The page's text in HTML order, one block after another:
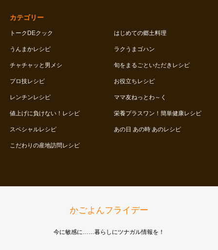
カテゴリー
トークDEクック はじめての郷土料理
うんまかレシピ ラクうまゴハン
チャチャッと男メシ 旬をまるごといただきレシピ
プロ技レシピ お役立ちレシピ
レンチンレシピ ママ友ねっとわ～く
値上げに負けない！レシピ 栄養プラスワン！簡単健康レシピ
スペシャルレシピ あの日 あの時 あのレシピ
こだわりの産地訪問レシピ
かごよんフライデー
今に敏感に……暮らしにツナガル情報を！